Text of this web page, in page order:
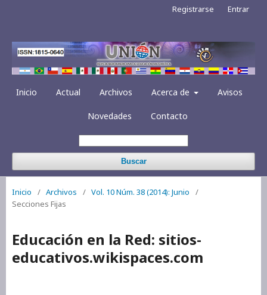
Inicio Actual Archivos Acerca de Avisos
Novedades Contacto
Buscar
Registrarse Entrar
Inicio / Archivos / Vol. 10 Núm. 38 (2014): Junio
/
Secciones Fijas
Educación en la Red: sitios-
educativos.wikispaces.com